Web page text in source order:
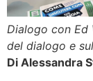
Dialogo con Ed
del dialogo e
Di Alessandra